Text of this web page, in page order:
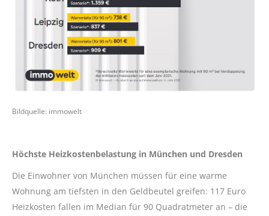
Bildquelle: immowelt
Höchste Heizkostenbelastung in München und Dresden
Die Einwohner von München müssen für eine warme
Wohnung am tiefsten in den Geldbeutel greifen: 117 Euro
Heizkosten fallen im Median für 90 Quadratmeter an – die